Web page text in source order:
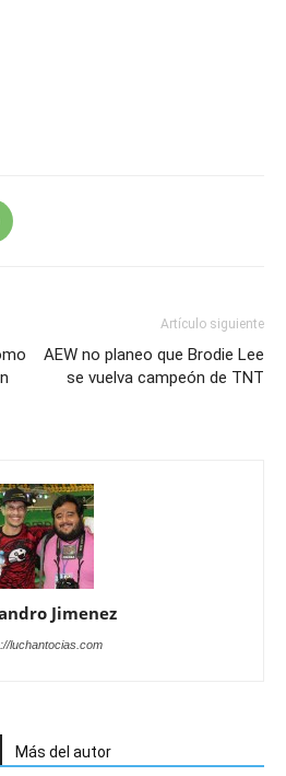
Artículo siguiente
AEW no planeo que Brodie Lee
se vuelva campeón de TNT
Jimenez
luchantocias.com
Más del autor